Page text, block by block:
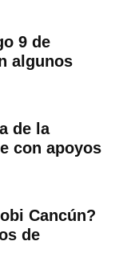
9 de
algunos
de la
con apoyos
Cancún?
de